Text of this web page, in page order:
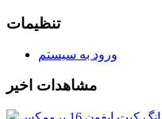
تنظیمات
ورود به سیستم
مشاهدات اخیر